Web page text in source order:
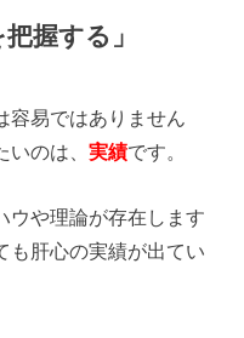
握する」
容易ではありません
いのは、実績です。
ウや理論が存在します
も肝心の実績が出てい